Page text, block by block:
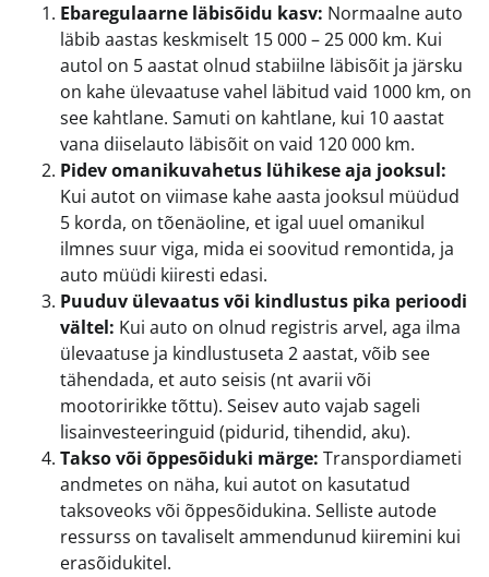
Ebaregulaarne läbisõidu kasv: Normaalne auto
läbib aastas keskmiselt 15 000 – 25 000 km. Kui
autol on 5 aastat olnud stabiilne läbisõit ja järsku
on kahe ülevaatuse vahel läbitud vaid 1000 km, on
see kahtlane. Samuti on kahtlane, kui 10 aastat
vana diiselauto läbisõit on vaid 120 000 km.
Pidev omanikuvahetus lühikese aja jooksul:
Kui autot on viimase kahe aasta jooksul müüdud
5 korda, on tõenäoline, et igal uuel omanikul
ilmnes suur viga, mida ei soovitud remontida, ja
auto müüdi kiiresti edasi.
Puuduv ülevaatus või kindlustus pika perioodi
vältel: Kui auto on olnud registris arvel, aga ilma
ülevaatuse ja kindlustuseta 2 aastat, võib see
tähendada, et auto seisis (nt avarii või
mootoririkke tõttu). Seisev auto vajab sageli
lisainvesteeringuid (pidurid, tihendid, aku).
Takso või õppesõiduki märge: Transpordiameti
andmetes on näha, kui autot on kasutatud
taksoveoks või õppesõidukina. Selliste autode
ressurss on tavaliselt ammendunud kiiremini kui
erasõidukitel.